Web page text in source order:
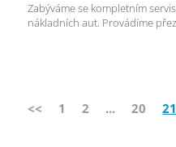
Zabýváme se kompletním
nákladních aut. Provádíme
<< 1 2 ... 20 21